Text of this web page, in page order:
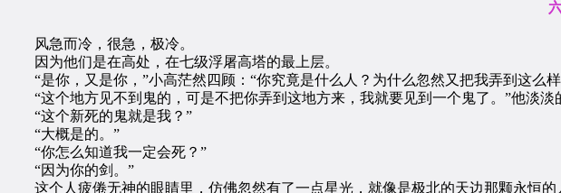
风急而冷，很急，极冷。
因为他们是在高处，在七级浮屠高塔的最上层。
“是你，又是你，”小高茫然四顾：“你究竟是什么人？为什么忽然又把我弄到这么
“这个地方见不到鬼的，可是不把你弄到这地方来，我就要见到一个鬼了。”他淡淡
“这个新死的鬼就是我？”
“大概是的。”
“你怎么知道我一定会死？”
“因为你的剑。”
这个人疲倦无神的眼睛里，仿佛忽然有了一点星光，就像是极北的天边那颗永恒的